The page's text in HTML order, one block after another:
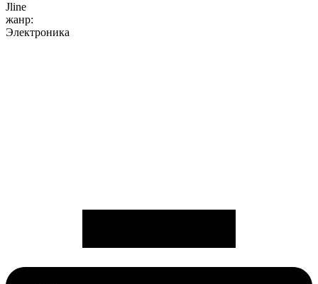
Jline
жанр:
Электроника